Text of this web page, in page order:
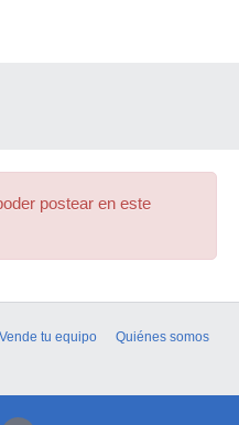
postear en este
Vende tu equipo
Quiénes somos